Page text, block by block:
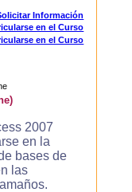
Información
2007
en la
bases de
las